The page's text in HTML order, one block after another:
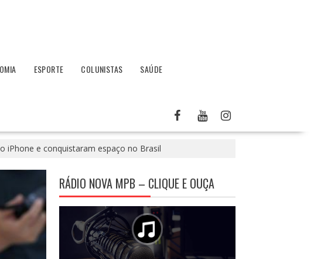
ESPORTE COLUNISTAS
SAÚDE
iPhone e conquistaram espaço no Brasil
RÁDIO NOVA MPB – CLIQUE E OUÇA